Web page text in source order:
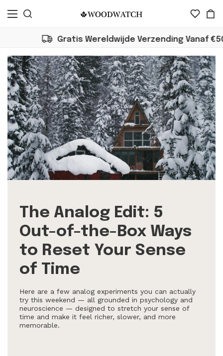
Gratis Wereldwijde Verzending Vanaf €50
The Analog Edit: 5
Out-of-the-Box Ways
to Reset Your Sense
of Time
Here are a few analog experiments you can actually
try this weekend — all grounded in psychology and
neuroscience — designed to stretch your sense of
time and make it feel richer, slower, and more
memorable.